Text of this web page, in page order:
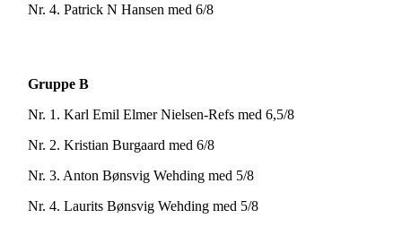
Nr. 4. Patrick N Hansen med 6/8
Gruppe B
Nr. 1. Karl Emil Elmer Nielsen-Refs med 6,5/8
Nr. 2. Kristian Burgaard med 6/8
Nr. 3. Anton Bønsvig Wehding med 5/8
Nr. 4. Laurits Bønsvig Wehding med 5/8